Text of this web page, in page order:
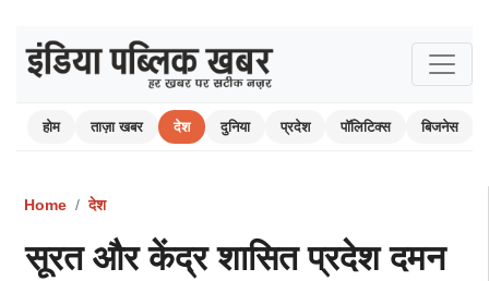
होम ताज़ा खबर देश दुनिया प्रदेश पॉलिटिक्स बिजनेस
Home देश
सूरत और केंद्र शासित प्रदेश दमन